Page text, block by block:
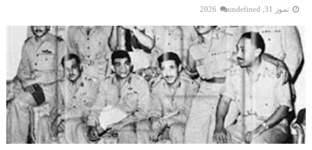
تموز 31, 2026 undefined